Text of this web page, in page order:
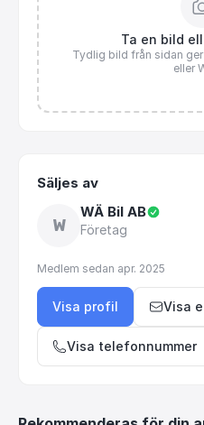
Ta en bild
Tydlig bild från sidan ger
eller
Säljes av
W
WÄ Bil AB
Företag
Medlem sedan apr. 2025
Visa profil Visa
Visa telefonnummer